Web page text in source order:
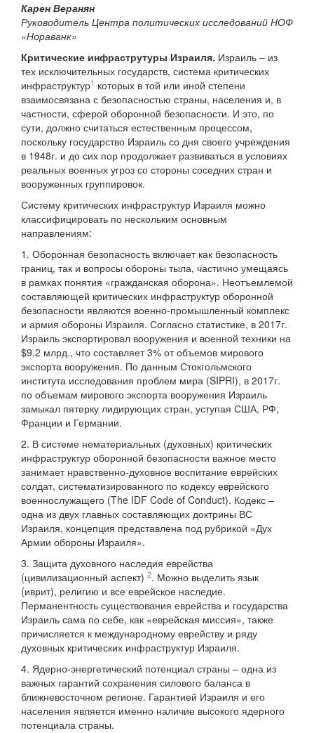
Карен Веранян
Руководитель Центра политических исследований НОФ
«Нораванк»
Критические инфраструтуры Израиля. Израиль – из
тех исключительных государств, система критических
инфраструктур1 которых в той или иной степени
взаимосвязана с безопасностью страны, населения и, в
частности, сферой оборонной безопасности. И это, по
сути, должно считаться естественным процессом,
поскольку государство Израиль со дня своего учреждения
в 1948г. и до сих пор продолжает развиваться в условиях
реальных военных угроз со стороны соседних стран и
вооруженных группировок.
Систему критических инфраструктур Израиля можно
классифицировать по нескольким основным
направлениям:
1. Оборонная безопасность включает как безопасность
границ, так и вопросы обороны тыла, частично умещаясь
в рамках понятия «гражданская оборона». Неотъемлемой
составляющей критических инфраструктур оборонной
безопасности являются военно-промышленный комплекс
и армия обороны Израиля. Согласно статистике, в 2017г.
Израиль экспортировал вооружения и военной техники на
$9.2 млрд., что составляет 3% от объемов мирового
экспорта вооружения. По данным Стокгольмского
института исследования проблем мира (SIPRI), в 2017г.
по объемам мирового экспорта вооружения Израиль
замыкал пятерку лидирующих стран, уступая США, РФ,
Франции и Германии.
2. В системе нематериальных (духовных) критических
инфраструктур оборонной безопасности важное место
занимает нравственно-духовное воспитание еврейских
солдат, систематизированного по кодексу еврейского
военнослужащего (The IDF Code of Conduct). Кодекс –
одна из двух главных составляющих доктрины ВС
Израиля, концепция представлена под рубрикой «Дух
Армии обороны Израиля».
3. Защита духовного наследия еврейства
(цивилизационный аспект) 2. Можно выделить язык
(иврит), религию и все еврейское наследие.
Перманентность существования еврейства и государства
Израиль сама по себе, как «еврейская миссия», также
причисляется к международному еврейству и ряду
духовных критических инфраструктур Израиля.
4. Ядерно-энергетический потенциал страны – одна из
важных гарантий сохранения силового баланса в
ближневосточном регионе. Гарантией Израиля и его
населения является именно наличие высокого ядерного
потенциала страны.